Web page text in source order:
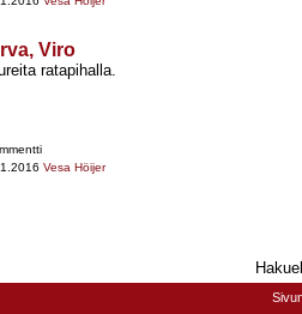
Viro
ratapihalla.
Vesa Höijer